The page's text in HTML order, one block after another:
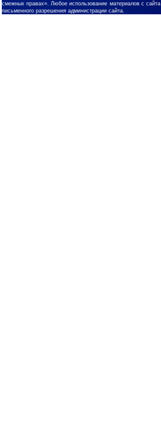
смежных правах». Любое использование материалов с сайта
письменного разрешения администрации сайта.